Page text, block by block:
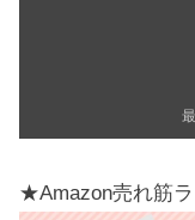
★Amazon売れ筋